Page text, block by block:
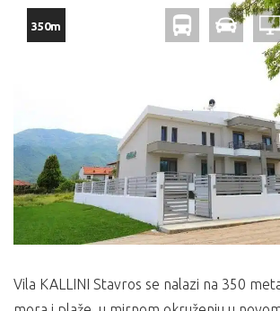
350m
Vila KALLINI Stavros se nalazi na 350